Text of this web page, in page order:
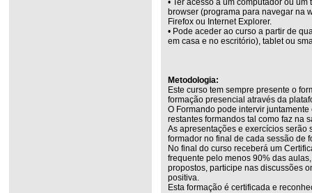
browser (programa para navegar na
Firefox ou Internet Explorer.
• Pode aceder ao curso a partir de
em casa e no escritório), tablet ou
Metodologia:
Este curso tem sempre presente o
formação presencial através da
O Formando pode intervir
restantes formandos tal como faz na
As apresentações e exercícios
formador no final de cada sessão de
No final do curso receberá um
frequente pelo menos 90% das
propostos, participe nas discussões
positiva.
Esta formação é certificada e